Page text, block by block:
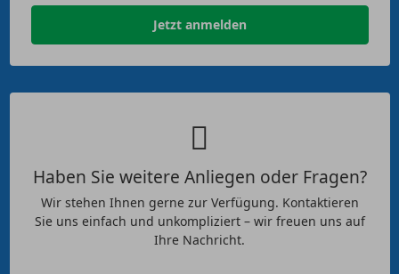
Jetzt anmelden
Haben Sie weitere Anliegen oder Fragen?
Wir stehen Ihnen gerne zur Verfügung. Kontaktieren
Sie uns einfach und unkompliziert – wir freuen uns auf
Ihre Nachricht.